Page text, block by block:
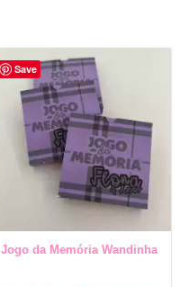
Save
Jogo da Memória Wandinha